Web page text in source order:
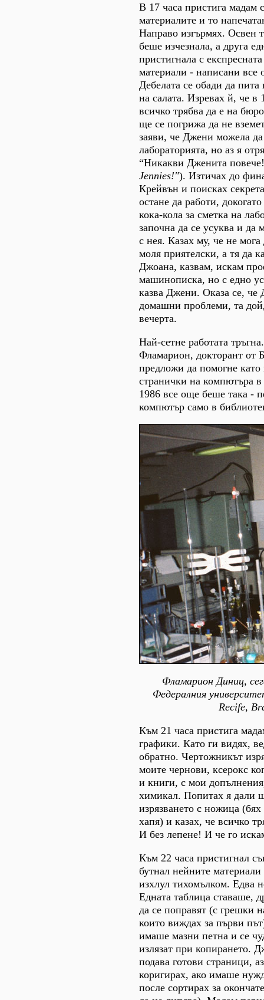
В 17 часа пристига мадам
материалите и то
Направо изгърмях. Освен
беше изчезнала, а друга
пристигнала с
материали - написани все
Дебелата се обади да
на салата. Изревах й, че в
всичко трябва да е на
ще се погрижа да не
заяви, че Джени можела
лабораторията, но аз я
“Никакви Дженита
Jennies!"). Изтичах до
Крейвън и поисках
остане да работи,
кока-кола за сметка на
започна да се усуква и да
с нея. Казах му, че не
моля приятелски, а тя да
Джоана, казвам, искам
машинописка, но с едно
казва Джени. Оказа се,
домашни проблеми, та
вечерта.
Най-сетне работата
Фламарион, докторант от
предложи да помогне като
странички на компютъра в
1986 все още беше така -
компютър само в
Фламарион Диниц,
Федералния
Recife,
Към 21 часа пристига
графики. Като ги видях,
обратно. Чертожникът
моите чернови, ксерокс
и книги, с мои
химикал. Попитах я дали
изрязването с ножица
хапя) и казах, че всичко
И без лепене! И че го
Към 22 часа пристигнал
бутнал нейните материали
изхлул тихомълком. Едва
Едната таблица ставаше,
да се поправят (с грешки
които виждах за първи
имаше мазни петна и се
излязат при копирането.
подава готови страници,
коригирах, ако имаше
после сортирах за